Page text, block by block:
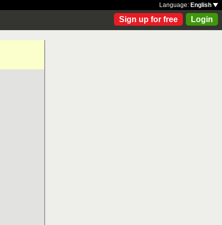
Language: English
Sign up for free Login